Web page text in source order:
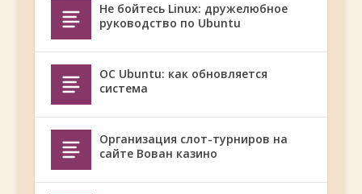
Не бойтесь Linux: дружелюбное
руководство по Ubuntu
ОС Ubuntu: как обновляется
система
Организация слот-турниров на
сайте Вован казино